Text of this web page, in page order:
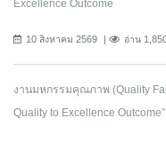
Excellence Outcome
10 สิงหาคม 2569 อ่าน
งานมหกรรมคุณภาพ (Quality
Quality to Excellence Outcome”